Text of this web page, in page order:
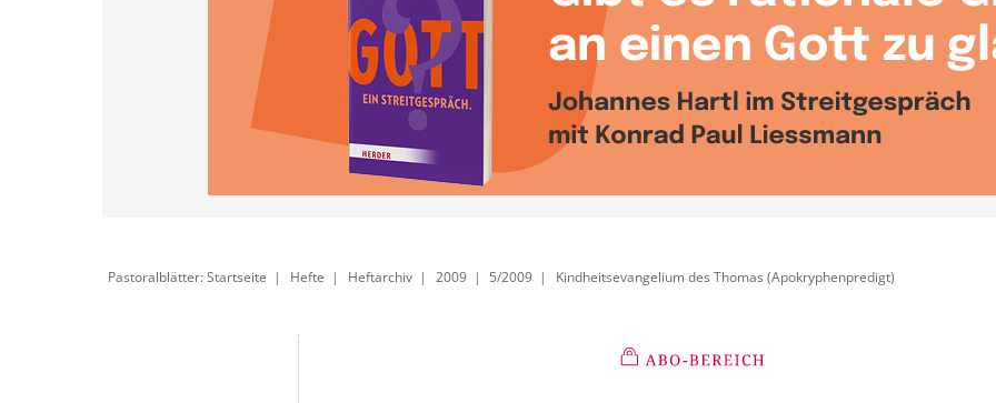
Pastoralblätter: Startseite Hefte Heftarchiv 2009 5/2009 Kindheitsevangelium des Thomas (Apokryphenpredigt)